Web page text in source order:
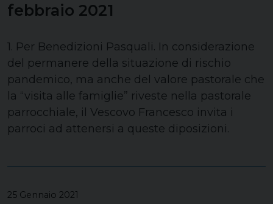
febbraio 2021
1. Per Benedizioni Pasquali. In considerazione
del permanere della situazione di rischio
pandemico, ma anche del valore pastorale che
la “visita alle famiglie” riveste nella pastorale
parrocchiale, il Vescovo Francesco invita i
parroci ad attenersi a queste diposizioni.
25 Gennaio 2021